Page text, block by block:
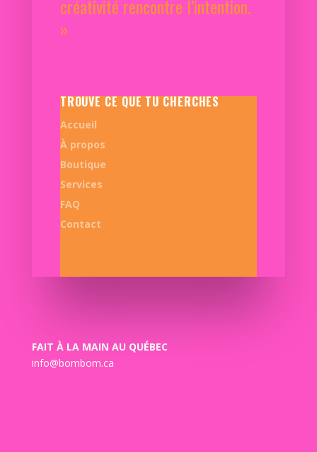
créativité rencontre l’intention.
»
TROUVE CE QUE TU CHERCHES
Accueil
À propos
Boutique
Services
FAQ
Contact
FAIT À LA MAIN AU QUÉBEC
info@bombom.ca